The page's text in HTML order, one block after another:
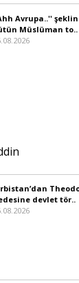
Avrupa..''
Müslüman to..
devlet tör..